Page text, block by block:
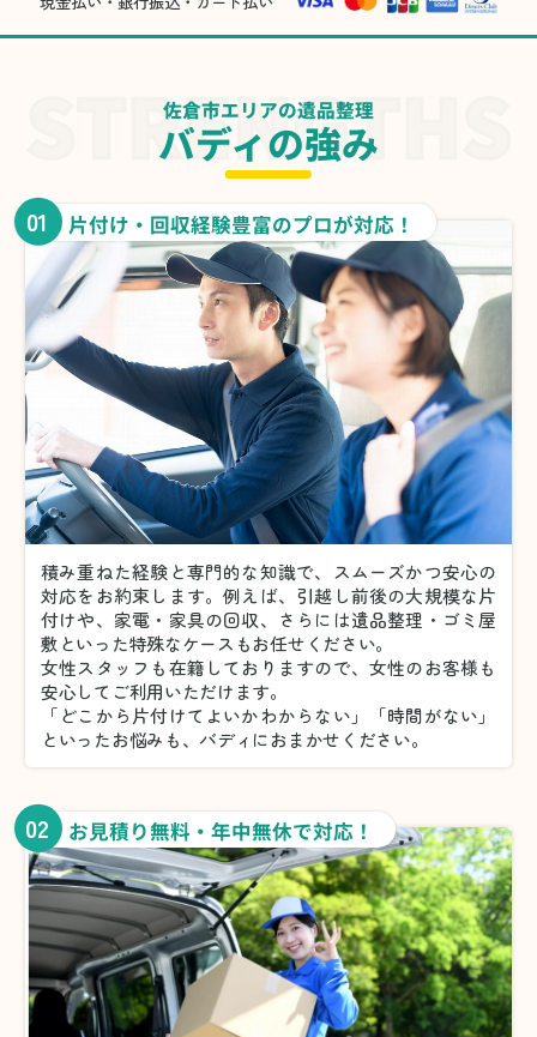
佐倉市エリアの遺品整理
バディの強み
01 片付け・回収経験豊富のプロが対応！
積み重ねた経験と専門的な知識で、スムーズかつ安心の
対応をお約束します。例えば、引越し前後の大規模な片
付けや、家電・家具の回収、さらには遺品整理・ゴミ屋
敷といった特殊なケースもお任せください。
女性スタッフも在籍しておりますので、女性のお客様も
安心してご利用いただけます。
「どこから片付けてよいかわからない」「時間がない」
といったお悩みも、バディにおまかせください。
02 お見積り無料・年中無休で対応！